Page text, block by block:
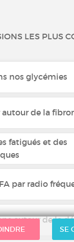
LES PLUS
nos glycémies
autour de la
fatigués et des
par radio
autour de la
SE